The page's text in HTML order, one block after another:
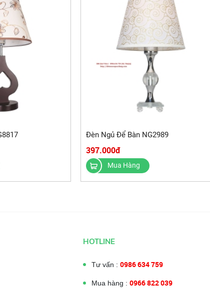
Đèn Ngủ Để Bàn NG2989
397.000đ
Mua Hàng
HOTLINE
Tư vấn : 0986 634 759
Mua hàng : 0966 822 039